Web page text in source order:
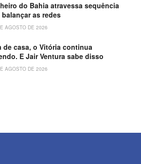
do Bahia atravessa sequência
balançar as redes
AGOSTO DE 2026
de casa, o Vitória continua
E Jair Ventura sabe disso
AGOSTO DE 2026